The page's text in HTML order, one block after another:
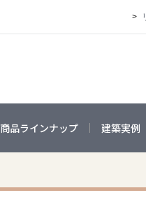
商品ラインナップ 建築実例